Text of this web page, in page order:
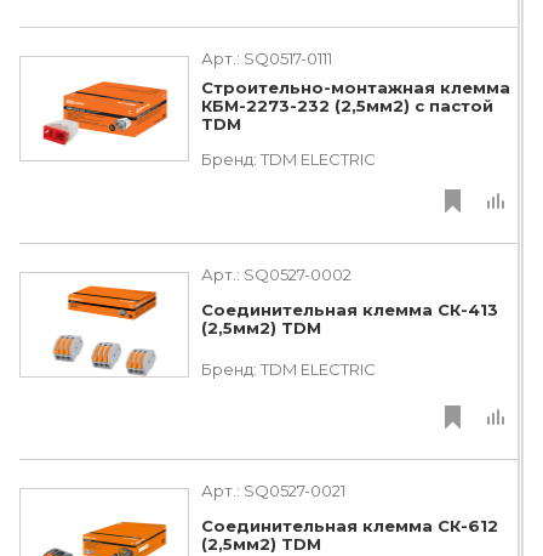
Арт.: SQ0517-0111
Строительно-монтажная клемма
КБМ-2273-232 (2,5мм2) с пастой
TDM
Бренд: TDM ЕLECTRIC
Арт.: SQ0527-0002
Соединительная клемма СК-413
(2,5мм2) TDM
Бренд: TDM ЕLECTRIC
Арт.: SQ0527-0021
Соединительная клемма СК-612
(2,5мм2) TDM